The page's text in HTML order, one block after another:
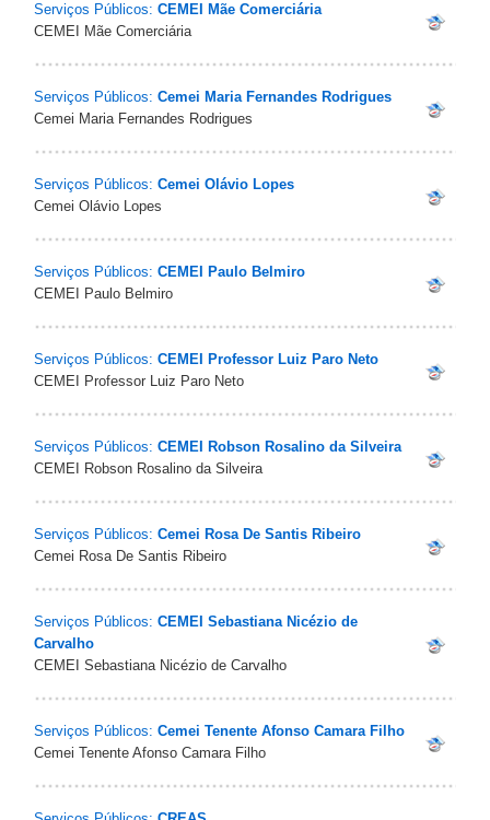
Serviços Públicos: CEMEI Mãe Comerciária
CEMEI Mãe Comerciária
Serviços Públicos: Cemei Maria Fernandes Rodrigues
Cemei Maria Fernandes Rodrigues
Serviços Públicos: Cemei Olávio Lopes
Cemei Olávio Lopes
Serviços Públicos: CEMEI Paulo Belmiro
CEMEI Paulo Belmiro
Serviços Públicos: CEMEI Professor Luiz Paro Neto
CEMEI Professor Luiz Paro Neto
Serviços Públicos: CEMEI Robson Rosalino da Silveira
CEMEI Robson Rosalino da Silveira
Serviços Públicos: Cemei Rosa De Santis Ribeiro
Cemei Rosa De Santis Ribeiro
Serviços Públicos: CEMEI Sebastiana Nicézio de
Carvalho
CEMEI Sebastiana Nicézio de Carvalho
Serviços Públicos: Cemei Tenente Afonso Camara Filho
Cemei Tenente Afonso Camara Filho